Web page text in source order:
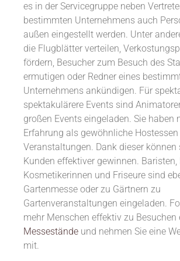
es in der Servicegruppe neben
bestimmten Unternehmens auch
außen eingestellt werden. Unter
die Flugblätter verteilen,
fördern, Besucher zum Besuch des
ermutigen oder Redner eines
Unternehmens ankündigen. Für
spektakulärere Events sind
großen Events eingeladen. Sie haben
Erfahrung als gewöhnliche
Veranstaltungen. Dank dieser können
Kunden effektiver gewinnen. Baristen,
Kosmetikerinnen und Friseure sind
Gartenmesse oder zu Gärtnern zu
Gartenveranstaltungen eingeladen.
mehr Menschen effektiv zu
Messestände und nehmen Sie eine
mit.